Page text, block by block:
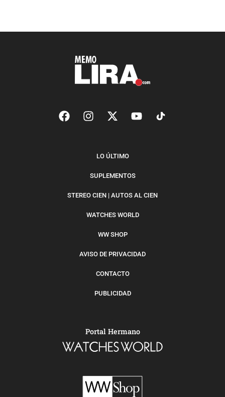
LO ÚLTIMO
SUPLEMENTOS
STEREO CIEN | AUTOS AL CIEN
WATCHES WORLD
WW SHOP
AVISO DE PRIVACIDAD
CONTACTO
PUBLICIDAD
Portal Hermano